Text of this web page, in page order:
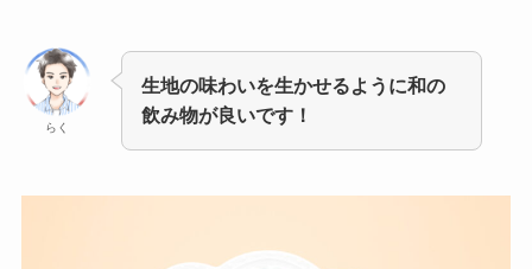
らく
生地の味わいを生かせるように和の
飲み物が良いです！